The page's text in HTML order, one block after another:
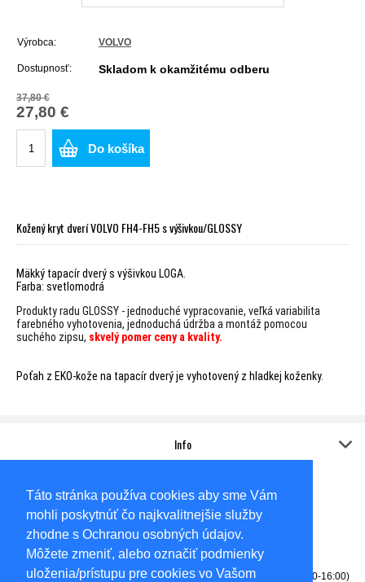
Táto stránka používa cookies aby sme Vám
mohli poskytnúť čo najkvalitnejšie služby
zhodne s Ochranou osobných údajov.
Môžete zmeniť, alebo označiť podmienky
uloženia/prístupu pre cookies vo Vašom
Výrobca: VOLVO
Dostupnosť: Skladom k okamžitému odberu
37,80 €
27,80 €
Do košíka
Kožený kryt dverí VOLVO FH4-FH5 s výšivkou/GLOSSY
Mäkký tapacír dverý s výšivkou LOGA.
Farba: svetlomodrá
Produkty radu GLOSSY - jednoduché vypracovanie, veľká variabilita
farebného vyhotovenia, jednoduchá údržba a montáž pomocou
suchého zipsu, skvelý pomer ceny a kvality.
Poťah z EKO-kože na tapacír dverý je vyhotovený z hladkej koženky.
Info
Sídlo
AUTO-KOVO,s.r.o.
Gabčíkovská 6585/62A
Dunajská Streda
92901
Okresný súd Trnava, Oddiel: Sro, Vložka číslo: 14057/T
Tel: 0905256531 - predajňa (PONDELOK-PIATOK 8:00-12:00, 13:00-16:00)